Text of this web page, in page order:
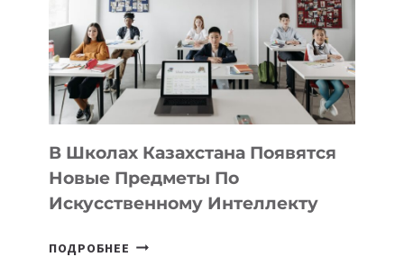
BY
MOST
—
МЕЖДУНАРОДНУЮ
ПРОГРАММУ
ДЛЯ
ТЕХНОЛОГИЧЕСКИХ
В Школах Казахстана Появятся
Новые Предметы По
Искусственному Интеллекту
ПОДРОБНЕЕ В